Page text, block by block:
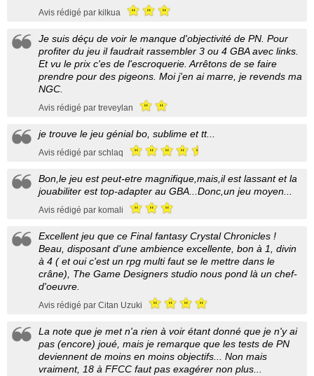
Avis rédigé par kilkua
Je suis déçu de voir le manque d'objectivité de PN. Pour
profiter du jeu il faudrait rassembler 3 ou 4 GBA avec links.
Et vu le prix c'es de l'escroquerie. Arrêtons de se faire
prendre pour des pigeons. Moi j'en ai marre, je revends ma
NGC.
Avis rédigé par treveylan
je trouve le jeu génial bo, sublime et tt...
Avis rédigé par schlaq
Bon,le jeu est peut-etre magnifique,mais,il est lassant et la
jouabiliter est top-adapter au GBA...Donc,un jeu moyen...
Avis rédigé par komali
Excellent jeu que ce Final fantasy Crystal Chronicles !
Beau, disposant d'une ambience excellente, bon à 1, divin
à 4 ( et oui c'est un rpg multi faut se le mettre dans le
crâne), The Game Designers studio nous pond là un chef-
d'oeuvre.
Avis rédigé par Citan Uzuki
La note que je met n'a rien à voir étant donné que je n'y ai
pas (encore) joué, mais je remarque que les tests de PN
deviennent de moins en moins objectifs... Non mais
vraiment, 18 à FFCC faut pas exagérer non plus...